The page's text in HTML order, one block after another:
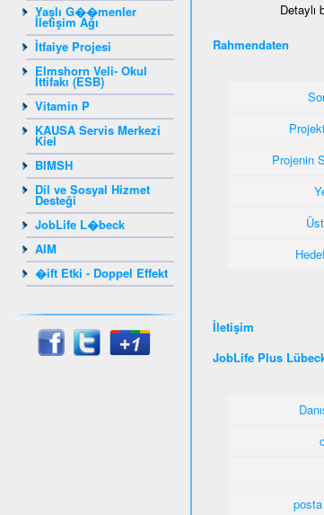
Yaşlı G��menler
İletişim Ağı
İtfaiye Projesi
Elmshorn Veli- Okul
İttifakı (ESB)
Vitamin P
KAUSA Servis Merkezi
Kiel
BIMSH
Dil ve Sosyal Hizmet
Desteği
JobLife L�beck
AIM
�ift Etki - Doppel Effekt
Detaylı
Rahmendaten
Projenin
İletişim
JobLife Plus